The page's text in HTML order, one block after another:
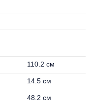
110.2 см
14.5 см
48.2 см